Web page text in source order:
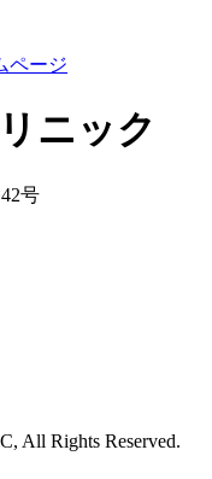
ニック
号
All Rights Reserved.